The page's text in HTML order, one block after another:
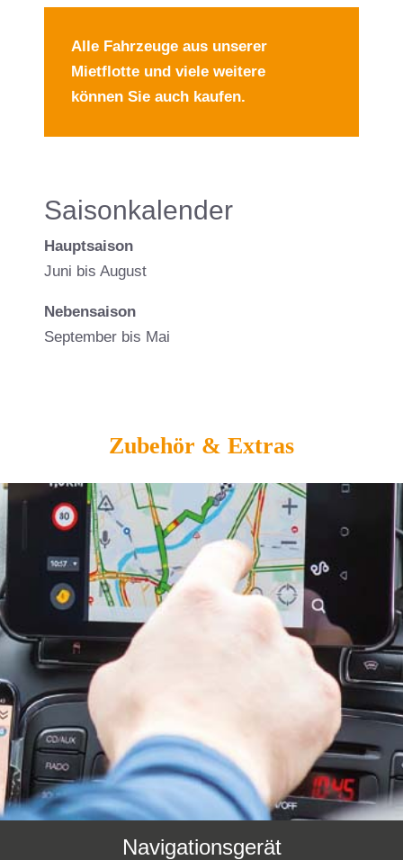
Alle Fahrzeuge aus unserer
Mietflotte und viele weitere
können Sie auch kaufen.
Saisonkalender
Hauptsaison
Juni bis August
Nebensaison
September bis Mai
Zubehör & Extras
Navigationsgerät